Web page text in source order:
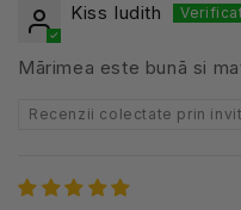
Kiss Iudith
Mārimea este bunā si
Recenzii colectate prin